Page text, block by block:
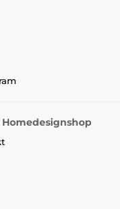
Homedesignshop